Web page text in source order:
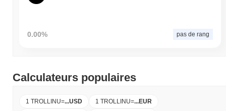
0.00% pas de rang
Calculateurs populaires
1 TROLLINU=...USD 1 TROLLINU=...EUR